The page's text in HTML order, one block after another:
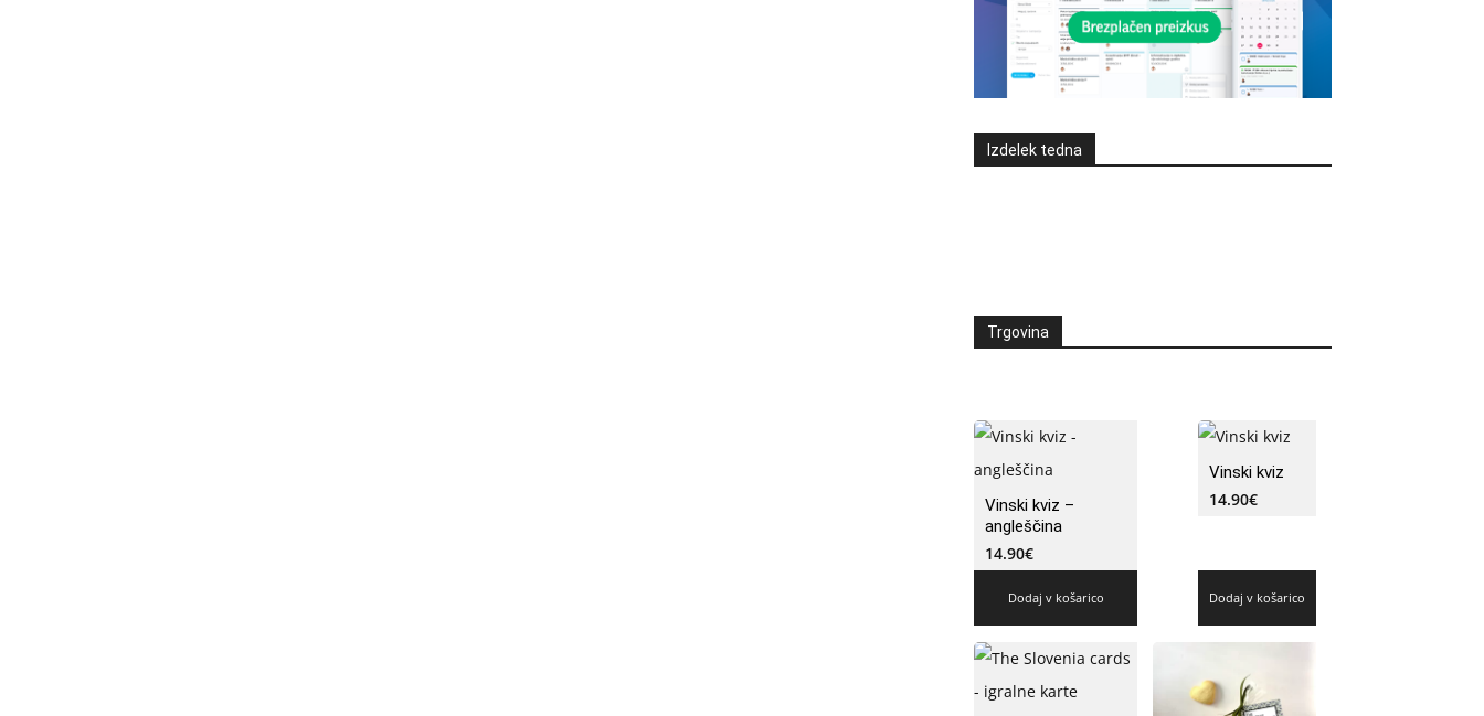
Izdelek tedna
Trgovina
Vinski kviz –
angleščina
14.90€
Dodaj v košarico
Vinski kviz
14.90€
Dodaj v košarico